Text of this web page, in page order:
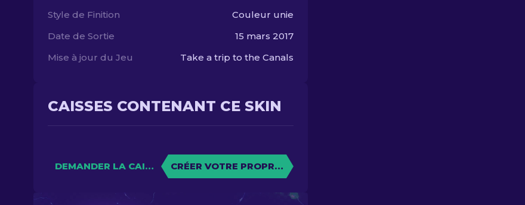
Style de Finition
Couleur unie
Date de Sortie
15 mars 2017
Mise à jour du Jeu
Take a trip to the Canals
CAISSES CONTENANT CE SKIN
DEMANDER LA CAISSE CRÉER VOTRE PROPRE CAISSE